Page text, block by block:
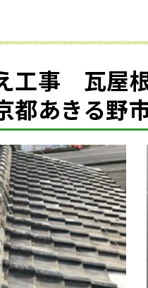
工事 瓦屋
都あきる野